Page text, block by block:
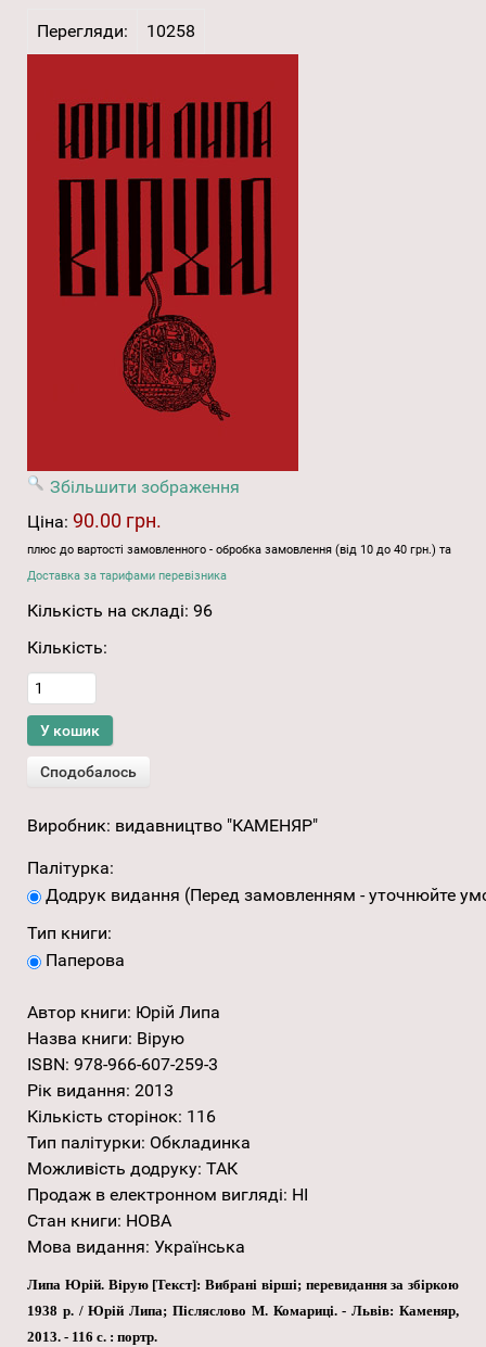
Перегляди: 10258
Збільшити зображення
Ціна: 90.00 грн.
плюс до вартості замовленного - обробка замовлення (від 10 до 40 грн.) та
Доставка за тарифами перевізника
Кількість на складі: 96
Кількість:
Виробник: видавництво "КАМЕНЯР"
Палітурка:
Додрук видання (Перед замовленням - уточнюйте
Тип книги:
Паперова
Автор книги: Юрій Липа
Назва книги: Вірую
ISBN: 978-966-607-259-3
Рік видання: 2013
Кількість сторінок: 116
Тип палітурки: Обкладинка
Можливість додруку: ТАК
Продаж в електронном вигляді: НІ
Стан книги: НОВА
Мова видання: Українська
Липа Юрій. Вірую [Текст]: Вибрані вірші; перевидання за збіркою
1938 р. / Юрій Липа; Післяслово М. Комариці. - Львів: Каменяр,
2013. - 116 с. : портр.